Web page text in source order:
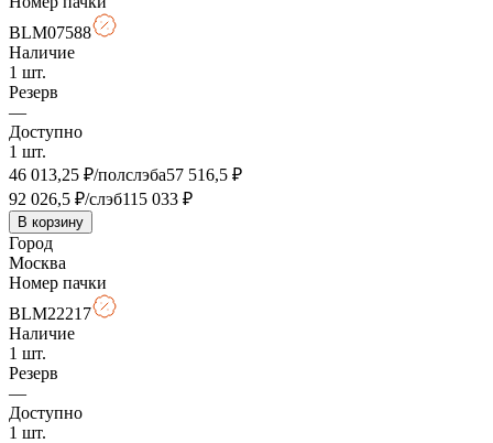
BLM07588
Наличие
1 шт.
Резерв
—
Доступно
1 шт.
46 013,25 ₽/полслэба57 516,5 ₽
92 026,5 ₽/слэб115 033 ₽
В корзину
Город
Москва
Номер пачки
BLM22217
Наличие
1 шт.
Резерв
—
Доступно
1 шт.